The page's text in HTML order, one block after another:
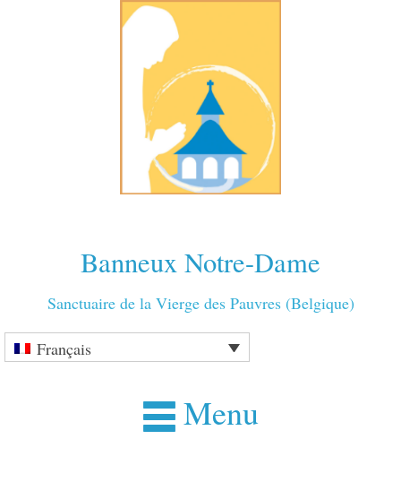
Banneux Notre-Dame
Sanctuaire de la Vierge des Pauvres (Belgique)
Français
Menu